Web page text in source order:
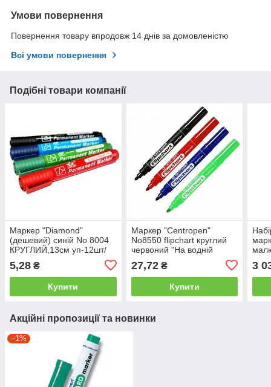
Умови повернення
Повернення товару впродовж 14 днів за домовленістю
Всі умови повернення
Подібні товари компанії
Маркер "Diamond"
(дешевий) синій No 8004
КРУГЛИЙ,13см уп-12шт/
5,28 ₴
Купити
Маркер "Centropen"
No8550 flipchart круглий
червоний "На водній
27,72₴
Купити
3
Акційні пропозиції та новинки
–1%